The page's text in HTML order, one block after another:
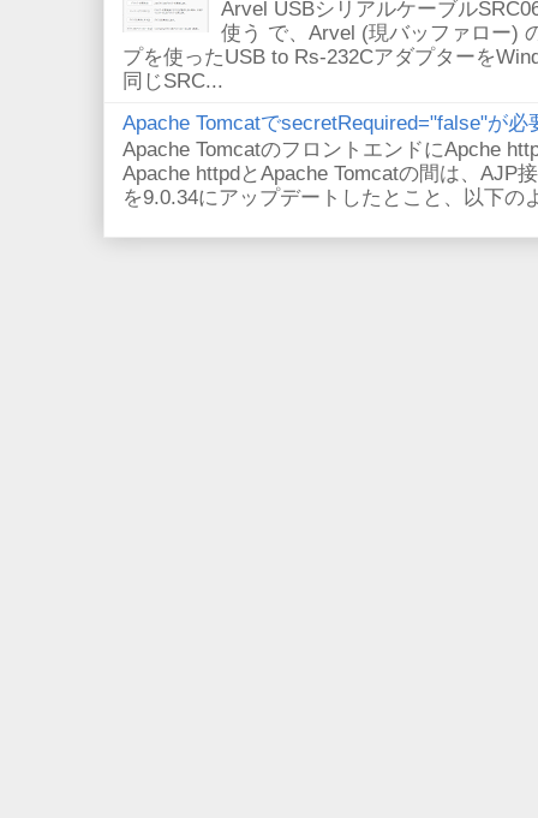
Arvel USBシリアルケーブル
使う で、Arvel (現バッファロー)
プを使ったUSB to Rs-232Cアダプターを
同じSRC...
Apache TomcatでsecretRequired="false"が必
Apache TomcatのフロントエンドにApche
Apache httpdとApache Tomcatの間は、AJP
を9.0.34にアップデートしたとこと、以下の